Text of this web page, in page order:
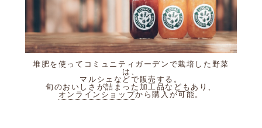
堆肥を使ってコミュニティガーデンで栽培した野菜
は、
マルシェなどで販売する。
旬のおいしさが詰まった加工品などもあり、
オンラインショップから購入が可能。